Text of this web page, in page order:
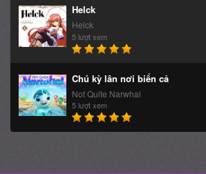
Helck
Helck
5 lượt xem
Chú kỳ lân nơi biển cả
Not Quite Narwhal
5 lượt xem